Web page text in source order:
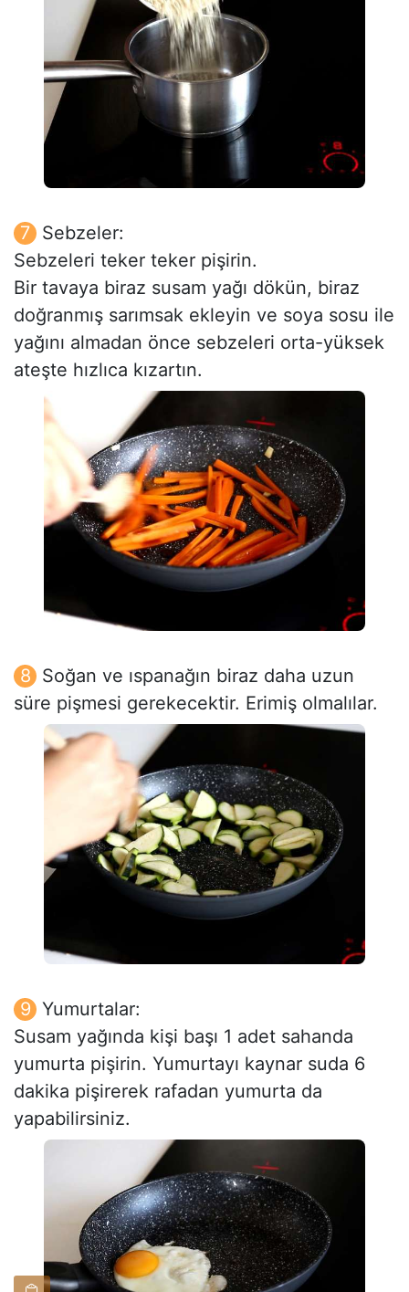
Sebzeler:
Sebzeleri teker teker pişirin.
Bir tavaya biraz susam yağı dökün, biraz
doğranmış sarımsak ekleyin ve soya sosu ile
yağını almadan önce sebzeleri orta-yüksek
ateşte hızlıca kızartın.
Soğan ve ıspanağın biraz daha uzun
süre pişmesi gerekecektir. Erimiş olmalılar.
Yumurtalar:
Susam yağında kişi başı 1 adet sahanda
yumurta pişirin. Yumurtayı kaynar suda 6
dakika pişirerek rafadan yumurta da
yapabilirsiniz.